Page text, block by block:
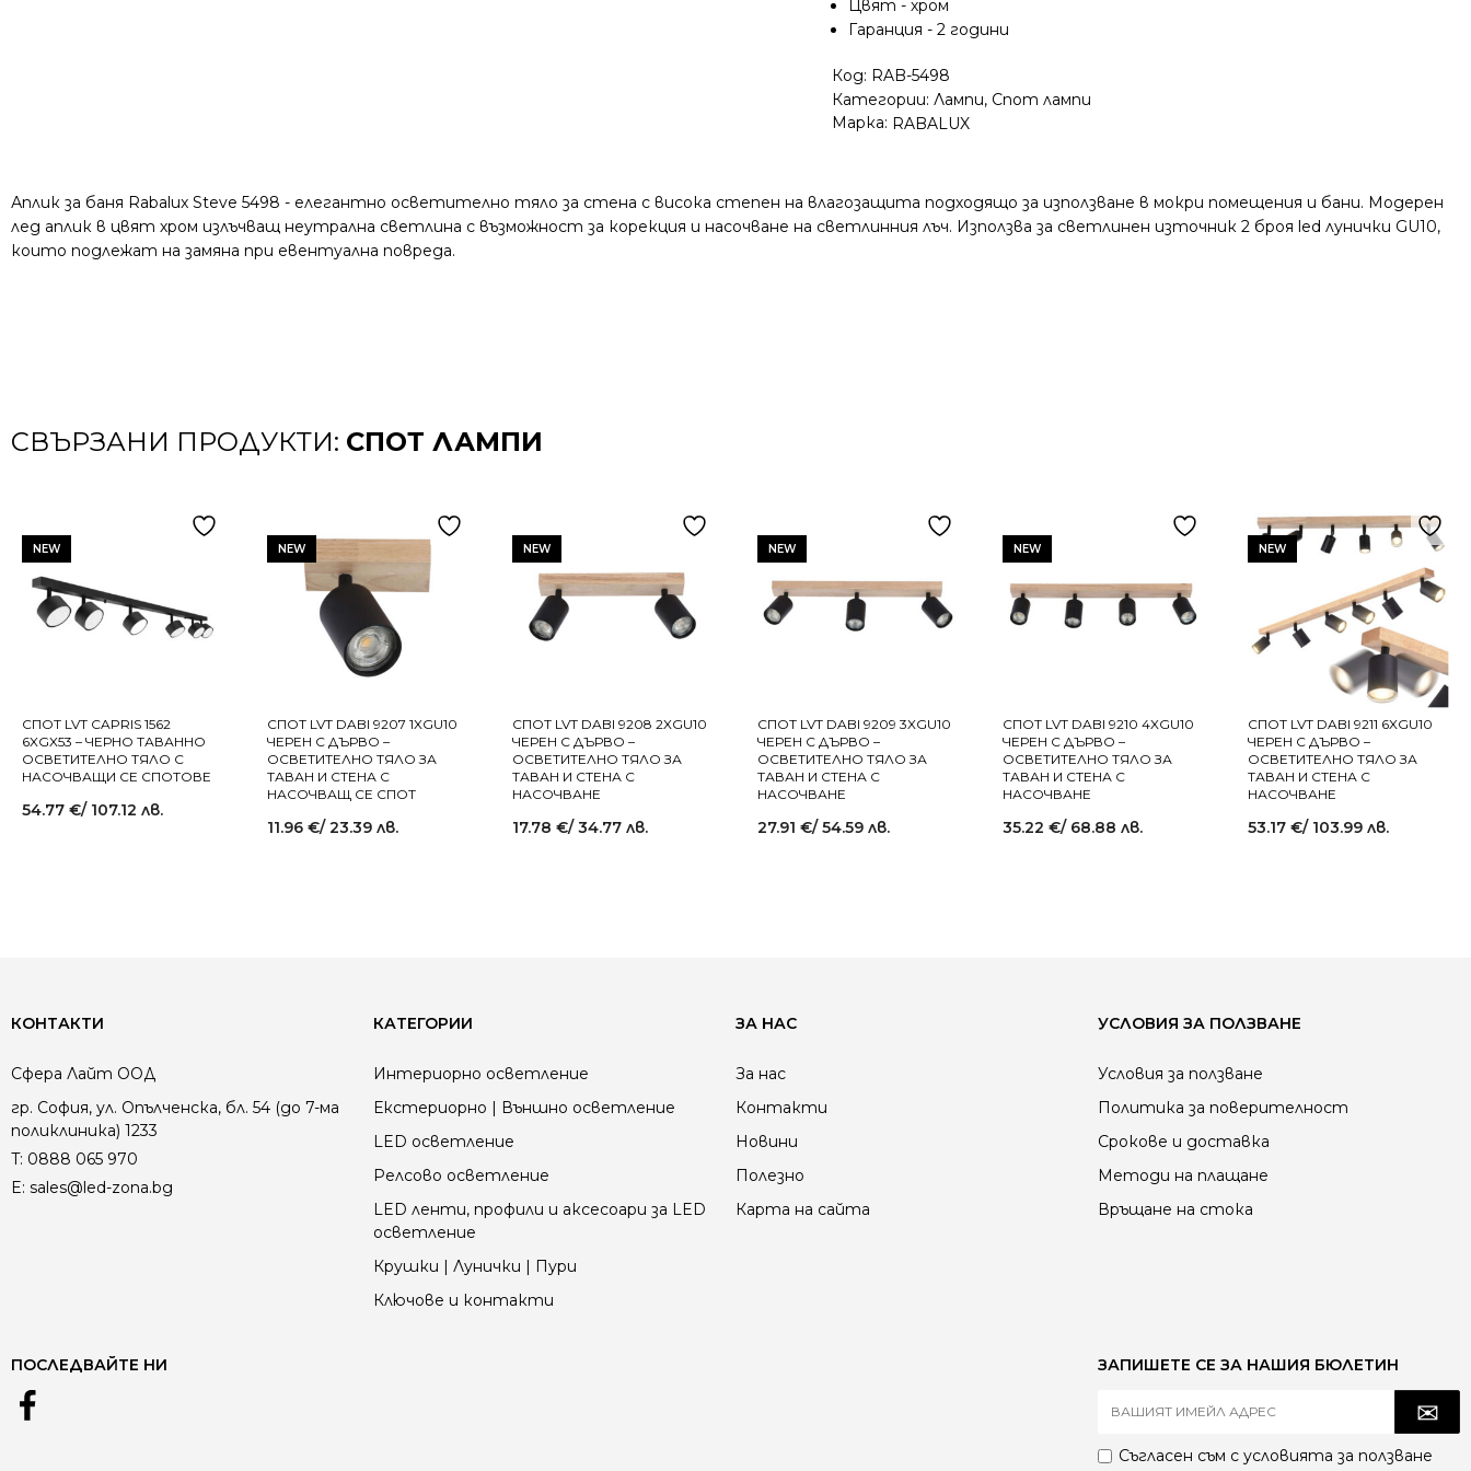
Цвят - хром
Гаранция - 2 години
Код: RAB-5498
Категории: Лампи, Спот лампи
Марка: RABALUX
Аплик за баня Rabalux Steve 5498 - елегантно осветително тяло за стена с висока степен на влагозащита подходящо за използване в мокри помещения и бани. Модерен
лед аплик в цвят хром излъчващ неутрална светлина с възможност за корекция и насочване на светлинния лъч. Използва за светлинен източник 2 броя led лунички GU10,
които подлежат на замяна при евентуална повреда.
СВЪРЗАНИ ПРОДУКТИ: СПОТ ЛАМПИ
NEW
СПОТ LVT CAPRIS 1562
6XGX53 – ЧЕРНО ТАВАННО
ОСВЕТИТЕЛНО ТЯЛО С
НАСОЧВАЩИ СЕ СПОТОВЕ
54.77 €/ 107.12 лв.
NEW
СПОТ LVT DABI 9207 1XGU10
ЧЕРЕН С ДЪРВО –
ОСВЕТИТЕЛНО ТЯЛО ЗА
ТАВАН И СТЕНА С
НАСОЧВАЩ СЕ СПОТ
11.96 €/ 23.39 лв.
NEW
СПОТ LVT DABI 9208 2XGU10
ЧЕРЕН С ДЪРВО –
ОСВЕТИТЕЛНО ТЯЛО ЗА
ТАВАН И СТЕНА С
НАСОЧВАНЕ
17.78 €/ 34.77 лв.
NEW
СПОТ LVT DABI 9209 3XGU10
ЧЕРЕН С ДЪРВО –
ОСВЕТИТЕЛНО ТЯЛО ЗА
ТАВАН И СТЕНА С
НАСОЧВАНЕ
27.91 €/ 54.59 лв.
NEW
СПОТ LVT DABI 9210 4XGU10
ЧЕРЕН С ДЪРВО –
ОСВЕТИТЕЛНО ТЯЛО ЗА
ТАВАН И СТЕНА С
НАСОЧВАНЕ
35.22 €/ 68.88 лв.
NEW
СПОТ LVT DABI 9211 6XGU10
ЧЕРЕН С ДЪРВО –
ОСВЕТИТЕЛНО ТЯЛО ЗА
ТАВАН И СТЕНА С
НАСОЧВАНЕ
53.17 €/ 103.99 лв.
КОНТАКТИ
Сфера Лайт ООД
гр. София, ул. Опълченска, бл. 54 (до 7-ма
поликлиника) 1233
T: 0888 065 970
E: sales@led-zona.bg
КАТЕГОРИИ
Интериорно осветление
Екстериорно | Външно осветление
LED осветление
Релсово осветление
LED ленти, профили и аксесоари за LED
осветление
Крушки | Лунички | Пури
Ключове и контакти
ЗА НАС
За нас
Контакти
Новини
Полезно
Карта на сайта
УСЛОВИЯ ЗА ПОЛЗВАНЕ
Условия за ползване
Политика за поверителност
Срокове и доставка
Методи на плащане
Връщане на стока
ПОСЛЕДВАЙТЕ НИ ЗАПИШЕТЕ СЕ ЗА НАШИЯ БЮЛЕТИН
Съгласен съм с условията за ползване